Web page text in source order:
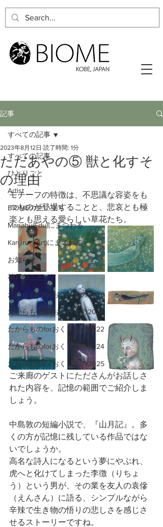
記事
すべての記事
ひとりごと
Artist
BIOMEの生い立ち
Manabu(Edu)にまつわる
Kanjiru（Art)にまつわる
お知らせ
神戸のこと
たからものforおくりもの2020
たからものforおくりもの2021
たからものforおくりもの2022
たからものforおくりもの2024
たからものforおくりもの2025
すべての記事
ただあやの⑤ 獣と化すそ
の理由
2023年8月12日 読了時間: 1分
モチーフの特徴は、不思議な容姿をも
つものが登場することと、悲哀とも極
楽とも思える愛らしい草花たち。
ご来廊のゲストにたださんがお話しさ
れた内容を、記憶の範囲でご紹介しま
しょう。
中島敦の短編小説で、『山月記』。多
くの方が記憶に残している作品ではな
いでしょうか。
高名な詩人になるという夢にやぶれ、
虎へと化けてしまった李徴（りちょ
う）という男が、その業を友人の袁傪
（えんさん）に語る、シンプルながら
辛辣で生き物の悟りの悲しさを感じさ
せるストーリーですね。